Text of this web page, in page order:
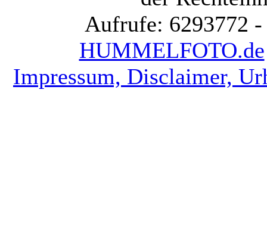
Aufrufe: 6293772
HUMMELFOTO.de
Impressum, Disclaimer,